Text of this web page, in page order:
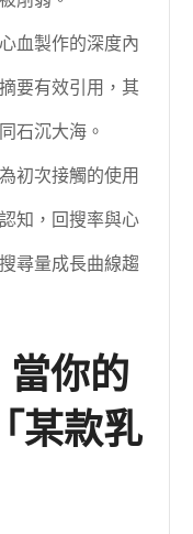
血製作的深度內
要有效引用，其
石沉大海。
初次接觸的使用
知，回搜率與心
尋量成長曲線趨
你的
某款乳